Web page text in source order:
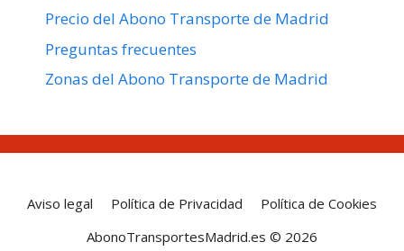
Precio del Abono Transporte de Madrid
Preguntas frecuentes
Zonas del Abono Transporte de Madrid
Aviso legal Política de Privacidad
Política de Cookies
AbonoTransportesMadrid.es © 2026